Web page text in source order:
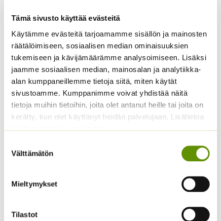
Tämä sivusto käyttää evästeitä
Käytämme evästeitä tarjoamamme sisällön ja mainosten
räätälöimiseen, sosiaalisen median ominaisuuksien
tukemiseen ja kävijämäärämme analysoimiseen. Lisäksi
jaamme sosiaalisen median, mainosalan ja analytiikka-
alan kumppaneillemme tietoja siitä, miten käytät
sivustoamme. Kumppanimme voivat yhdistää näitä
tietoja muihin tietoihin, joita olet antanut heille tai joita on
kerätty, kun olet käyttänyt heidän palvelujaan. Lisätietoa
käyttämistämme evästeistä
valinta
Välttämätön
Mieltymykset
Tilastot
Kiinanasteri Benary’s
Princess
(jättiläisprinsessa) 100
s.
4,90 € Sisältää arvonlisäveron
Tuoksuherne Little
Sweetheart (an)
2,80 € Sisältää arvonlisäveron